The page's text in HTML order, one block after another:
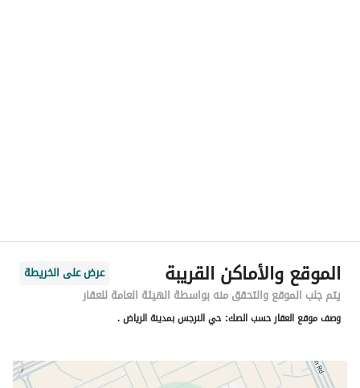
رقم المبنى
4529
الرقم الاضافي
7685
خط العرض
24.856718462559368
الموقع والأماكن القريبة
عرض على الخريطة
يتم جلب الموقع والتحقق منه بواسطة الهيئة العامة للعقار
وصف موقع العقار حسب الصك: حي النرجس بمدينة الرياض .